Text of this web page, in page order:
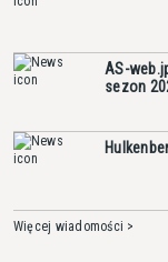
AS-
sezon
Więcej wiadomości >